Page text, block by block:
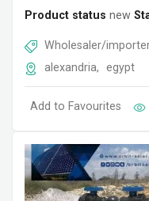
Product status new
Wholesaler/
alexandria, egypt
Add to Favourites